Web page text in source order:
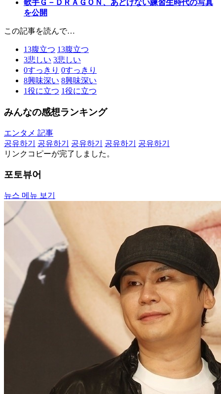
歌手Ｇ－ＤＲＡＧＯＮ、あどけない練習生時代の写真
を公開
この記事を読んで…
13腹立つ 13腹立つ
3悲しい 3悲しい
0すっきり 0すっきり
8興味深い 8興味深い
1役に立つ 1役に立つ
みんなの感想ランキング
エンタメ 記事
공유하기
공유하기 공유하기 공유하기
공유하기
リンクコピーが完了しました。
포토뷰어
뉴스 메뉴 보기